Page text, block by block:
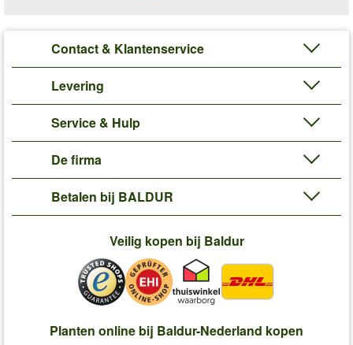
Contact & Klantenservice
Levering
Service & Hulp
De firma
Betalen bij BALDUR
Veilig kopen bij Baldur
Planten online bij Baldur-Nederland kopen